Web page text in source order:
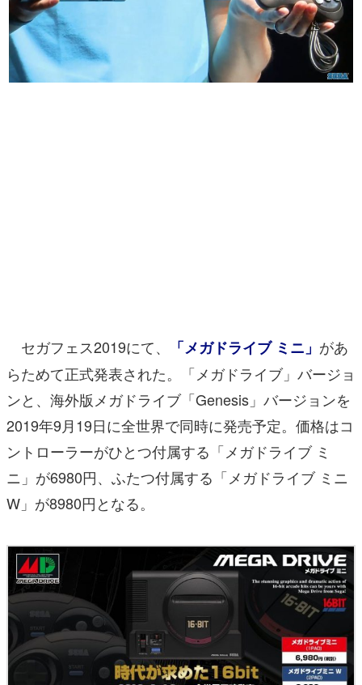
日本のモバイルゲーム史における主要なトピック・タイト
ルを網羅するほか、開発者へのインタビューや識者による
解説を掲載。約20年の歴史が一望できる決定版！
若ゲのいたり〜ゲームクリエイターの青春〜
『うつヌケ』『ペンと箸』等で知られるマンガ家・田中圭
一先生によるゲーム業界レポートマンガです。
アプリレビュー
その他
電ファミニコゲーマーとは？
運営：株式会社マレ
セガフェス2019にて、 「メガドライブ ミニ」 があ
らためて正式発表された。「メガドライブ」バージョ
ンと、海外版メガドライブ「Genesis」バージョンを
2019年9月19日に全世界で同時に発売予定。価格はコ
ントローラーがひとつ付属する「メガドライブ ミ
ニ」が6980円、ふたつ付属する「メガドライブ ミニ
W」が8980円となる。